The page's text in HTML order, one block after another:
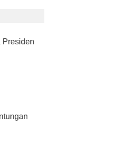
Presiden